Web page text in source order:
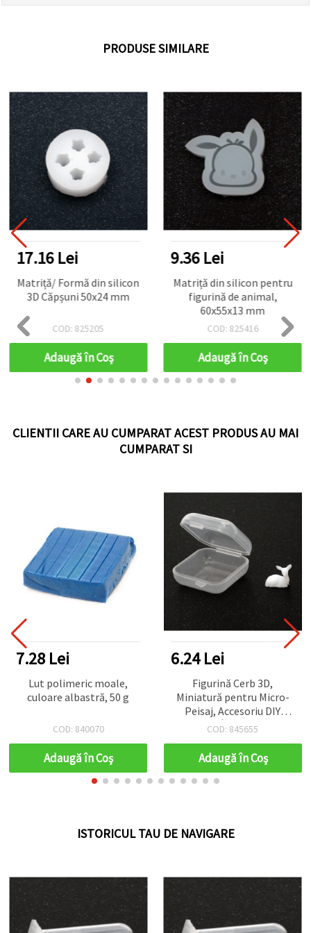
PRODUSE SIMILARE
17.16 Lei
Matriță/ Formă din silicon
3D Căpșuni 50x24 mm
COD: 825205
Adaugă în Coş
9.36 Lei
Matriță din silicon pentru
figurină de animal,
60x55x13 mm
COD: 825416
Adaugă în Coş
CLIENTII CARE AU CUMPARAT ACEST PRODUS AU MAI
CUMPARAT SI
7.28 Lei
Lut polimeric moale,
culoare albastră, 50 g
COD: 840070
Adaugă în Coş
6.24 Lei
Figurină Cerb 3D,
Miniatură pentru Micro-
Peisaj, Accesoriu DIY
pentru Înglobare în
COD: 845655
Adaugă în Coş
ISTORICUL TAU DE NAVIGARE